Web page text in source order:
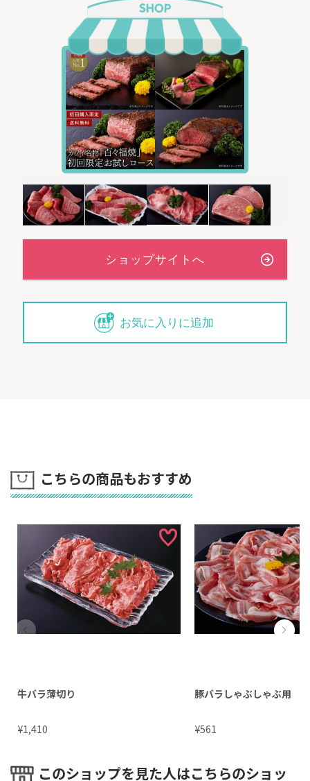
お気に入りに追加
こちらの商品もおすすめ
牛バラ薄切り
¥1,410
豚バラしゃぶしゃぶ用
¥561
このショップを見た人はこちらのショッ